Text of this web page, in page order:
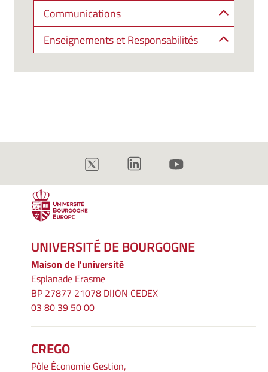
Communications
Enseignements et Responsabilités
UNIVERSITÉ DE BOURGOGNE
Maison de l'université
Esplanade Erasme
BP 27877 21078 DIJON CEDEX
03 80 39 50 00
CREGO
Pôle Économie Gestion,